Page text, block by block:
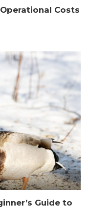
Costs
Guide to